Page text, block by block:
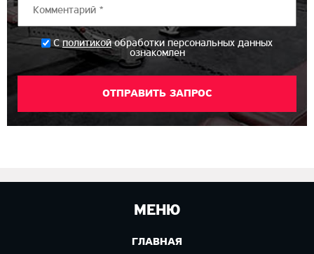
* Сполитикойобработки персональных данных
ознакомлен
МЕНЮ
ГЛАВНАЯ